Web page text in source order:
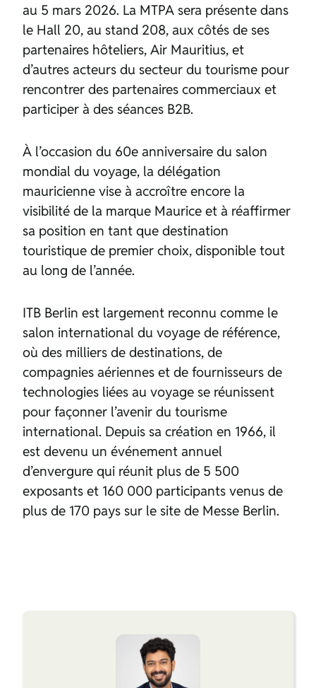
au 5 mars 2026. La MTPA sera présente dans
le Hall 20, au stand 208, aux côtés de ses
partenaires hôteliers, Air Mauritius, et
d’autres acteurs du secteur du tourisme pour
rencontrer des partenaires commerciaux et
participer à des séances B2B.
À l’occasion du 60e anniversaire du salon
mondial du voyage, la délégation
mauricienne vise à accroître encore la
visibilité de la marque Maurice et à réaffirmer
sa position en tant que destination
touristique de premier choix, disponible tout
au long de l’année.
ITB Berlin est largement reconnu comme le
salon international du voyage de référence,
où des milliers de destinations, de
compagnies aériennes et de fournisseurs de
technologies liées au voyage se réunissent
pour façonner l’avenir du tourisme
international. Depuis sa création en 1966, il
est devenu un événement annuel
d’envergure qui réunit plus de 5 500
exposants et 160 000 participants venus de
plus de 170 pays sur le site de Messe Berlin.